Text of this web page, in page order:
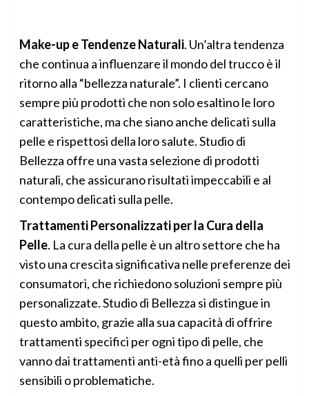
Make-up e Tendenze Naturali. Un’altra tendenza
che continua a influenzare il mondo del trucco è il
ritorno alla “bellezza naturale”. I clienti cercano
sempre più prodotti che non solo esaltino le loro
caratteristiche, ma che siano anche delicati sulla
pelle e rispettosi della loro salute. Studio di
Bellezza offre una vasta selezione di prodotti
naturali, che assicurano risultati impeccabili e al
contempo delicati sulla pelle.
Trattamenti Personalizzati per la Cura della
Pelle. La cura della pelle è un altro settore che ha
visto una crescita significativa nelle preferenze dei
consumatori, che richiedono soluzioni sempre più
personalizzate. Studio di Bellezza si distingue in
questo ambito, grazie alla sua capacità di offrire
trattamenti specifici per ogni tipo di pelle, che
vanno dai trattamenti anti-età fino a quelli per pelli
sensibili o problematiche.